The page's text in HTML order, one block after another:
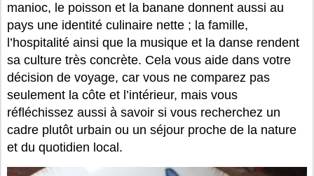
manioc, le poisson et la banane donnent aussi au
pays une identité culinaire nette ; la famille,
l’hospitalité ainsi que la musique et la danse rendent
sa culture très concrète. Cela vous aide dans votre
décision de voyage, car vous ne comparez pas
seulement la côte et l’intérieur, mais vous
réfléchissez aussi à savoir si vous recherchez un
cadre plutôt urbain ou un séjour proche de la nature
et du quotidien local.